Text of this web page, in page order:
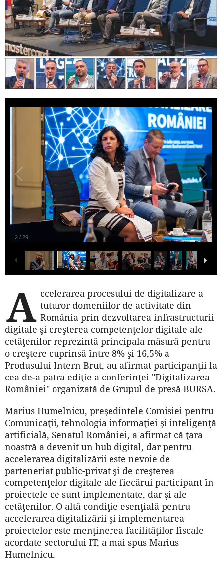
2 / 29
A ccelerarea procesului de digitalizare a
tuturor domeniilor de activitate din
România prin dezvoltarea infrastructurii
digitale şi creşterea competenţelor digitale ale
cetăţenilor reprezintă principala măsură pentru
o creştere cuprinsă între 8% şi 16,5% a
Produsului Intern Brut, au afirmat participanţii la
cea de-a patra ediţie a conferinţei "Digitalizarea
României" organizată de Grupul de presă BURSA.
Marius Humelnicu, preşedintele Comisiei pentru
Comunicaţii, tehnologia informaţiei şi inteligenţă
artificială, Senatul României, a afirmat că ţara
noastră a devenit un hub digital, dar pentru
accelerarea digitalizării este nevoie de
parteneriat public-privat şi de creşterea
competenţelor digitale ale fiecărui participant în
proiectele ce sunt implementate, dar şi ale
cetăţenilor. O altă condiţie esenţială pentru
accelerarea digitalizării şi implementarea
proiectelor este menţinerea facilităţilor fiscale
acordate sectorului IT, a mai spus Marius
Humelnicu.